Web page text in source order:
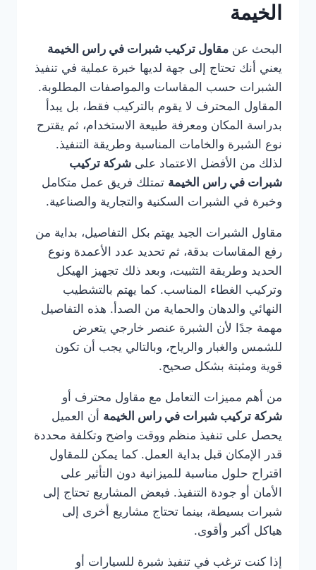
الخيمة
البحث عن مقاول تركيب شبرات في راس الخيمة
يعني أنك تحتاج إلى جهة لديها خبرة عملية في تنفيذ
الشبرات حسب المقاسات والمواصفات المطلوبة.
المقاول المحترف لا يقوم بالتركيب فقط، بل يبدأ
بدراسة المكان ومعرفة طبيعة الاستخدام، ثم يقترح
نوع الشبرة والخامات المناسبة وطريقة التنفيذ.
لذلك من الأفضل الاعتماد على شركة تركيب
شبرات في راس الخيمة تمتلك فريق عمل متكامل
وخبرة في الشبرات السكنية والتجارية والصناعية.
مقاول الشبرات الجيد يهتم بكل التفاصيل، بداية من
رفع المقاسات بدقة، ثم تحديد عدد الأعمدة ونوع
الحديد وطريقة التثبيت، وبعد ذلك تجهيز الهيكل
وتركيب الغطاء المناسب. كما يهتم بالتشطيب
النهائي والدهان والحماية من الصدأ. هذه التفاصيل
مهمة جدًا لأن الشبرة عنصر خارجي يتعرض
للشمس والغبار والرياح، وبالتالي يجب أن تكون
قوية ومثبتة بشكل صحيح.
من أهم مميزات التعامل مع مقاول محترف أو
شركة تركيب شبرات في راس الخيمة أن العميل
يحصل على تنفيذ منظم ووقت واضح وتكلفة محددة
قدر الإمكان قبل بداية العمل. كما يمكن للمقاول
اقتراح حلول مناسبة للميزانية دون التأثير على
الأمان أو جودة التنفيذ. فبعض المشاريع تحتاج إلى
شبرات بسيطة، بينما تحتاج مشاريع أخرى إلى
هياكل أكبر وأقوى.
إذا كنت ترغب في تنفيذ شبرة للسيارات أو